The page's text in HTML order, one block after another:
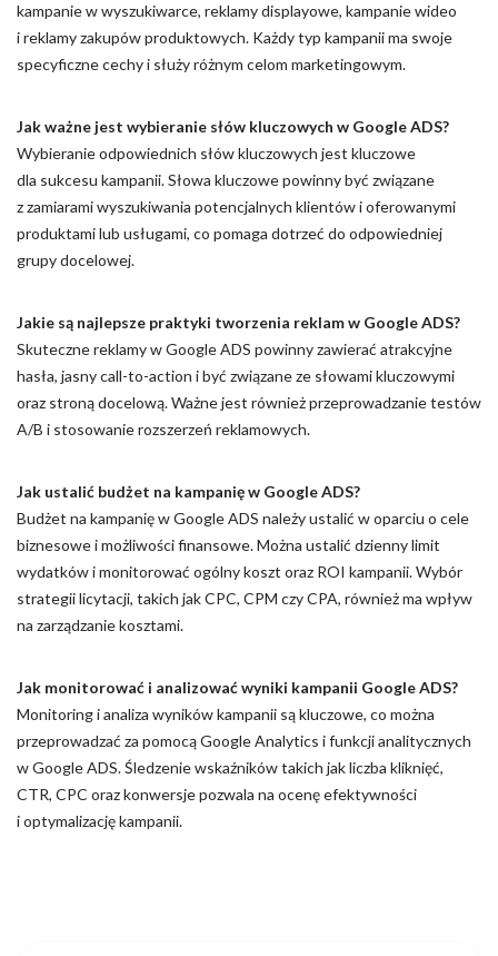
kampanie w wyszukiwarce, reklamy displayowe, kampanie wideo
i reklamy zakupów produktowych. Każdy typ kampanii ma swoje
specyficzne cechy i służy różnym celom marketingowym.
Jak ważne jest wybieranie słów kluczowych w Google ADS?
Wybieranie odpowiednich słów kluczowych jest kluczowe
dla sukcesu kampanii. Słowa kluczowe powinny być związane
z zamiarami wyszukiwania potencjalnych klientów i oferowanymi
produktami lub usługami, co pomaga dotrzeć do odpowiedniej
grupy docelowej.
Jakie są najlepsze praktyki tworzenia reklam w Google ADS?
Skuteczne reklamy w Google ADS powinny zawierać atrakcyjne
hasła, jasny call-to-action i być związane ze słowami kluczowymi
oraz stroną docelową. Ważne jest również przeprowadzanie testów
A/B i stosowanie rozszerzeń reklamowych.
Jak ustalić budżet na kampanię w Google ADS?
Budżet na kampanię w Google ADS należy ustalić w oparciu o cele
biznesowe i możliwości finansowe. Można ustalić dzienny limit
wydatków i monitorować ogólny koszt oraz ROI kampanii. Wybór
strategii licytacji, takich jak CPC, CPM czy CPA, również ma wpływ
na zarządzanie kosztami.
Jak monitorować i analizować wyniki kampanii Google ADS?
Monitoring i analiza wyników kampanii są kluczowe, co można
przeprowadzać za pomocą Google Analytics i funkcji analitycznych
w Google ADS. Śledzenie wskaźników takich jak liczba kliknięć,
CTR, CPC oraz konwersje pozwala na ocenę efektywności
i optymalizację kampanii.